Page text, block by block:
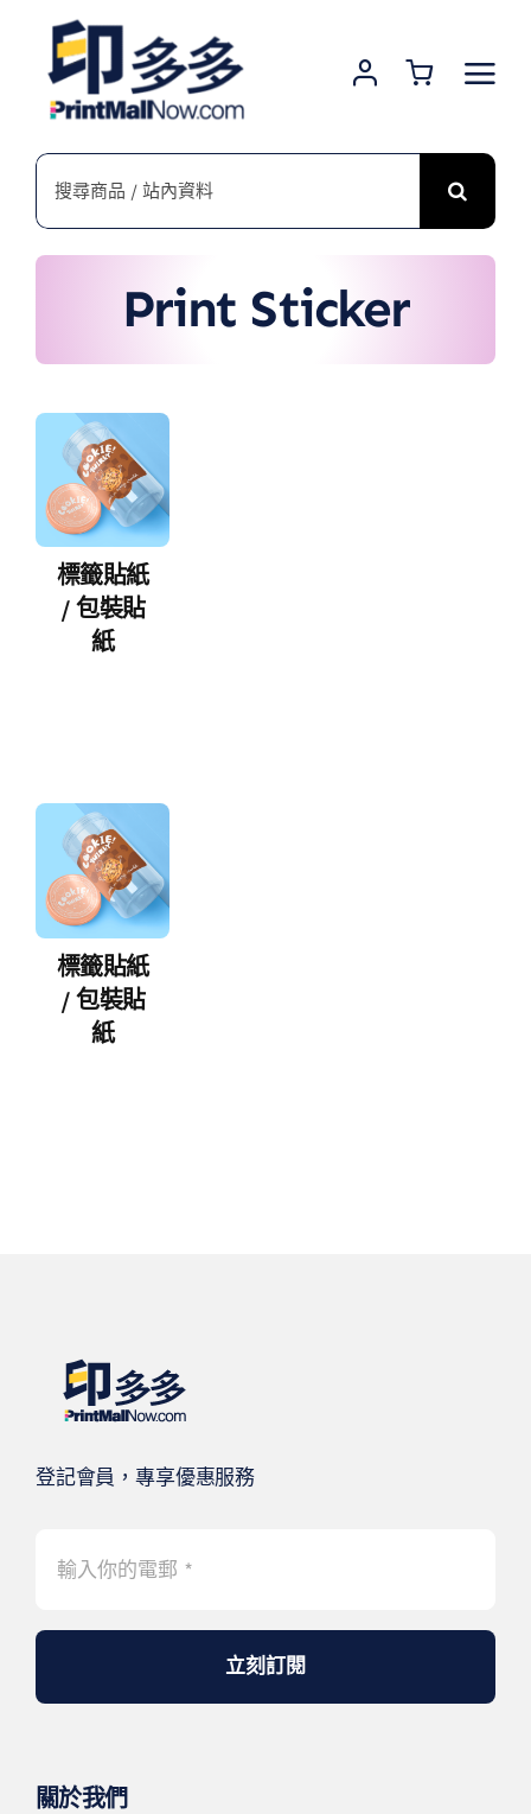
content
搜
Print Sticker
標籤貼紙
/ 包裝貼
紙
標籤貼紙
/ 包裝貼
紙
登記會員，專享優惠服務
立刻訂閱
關於我們